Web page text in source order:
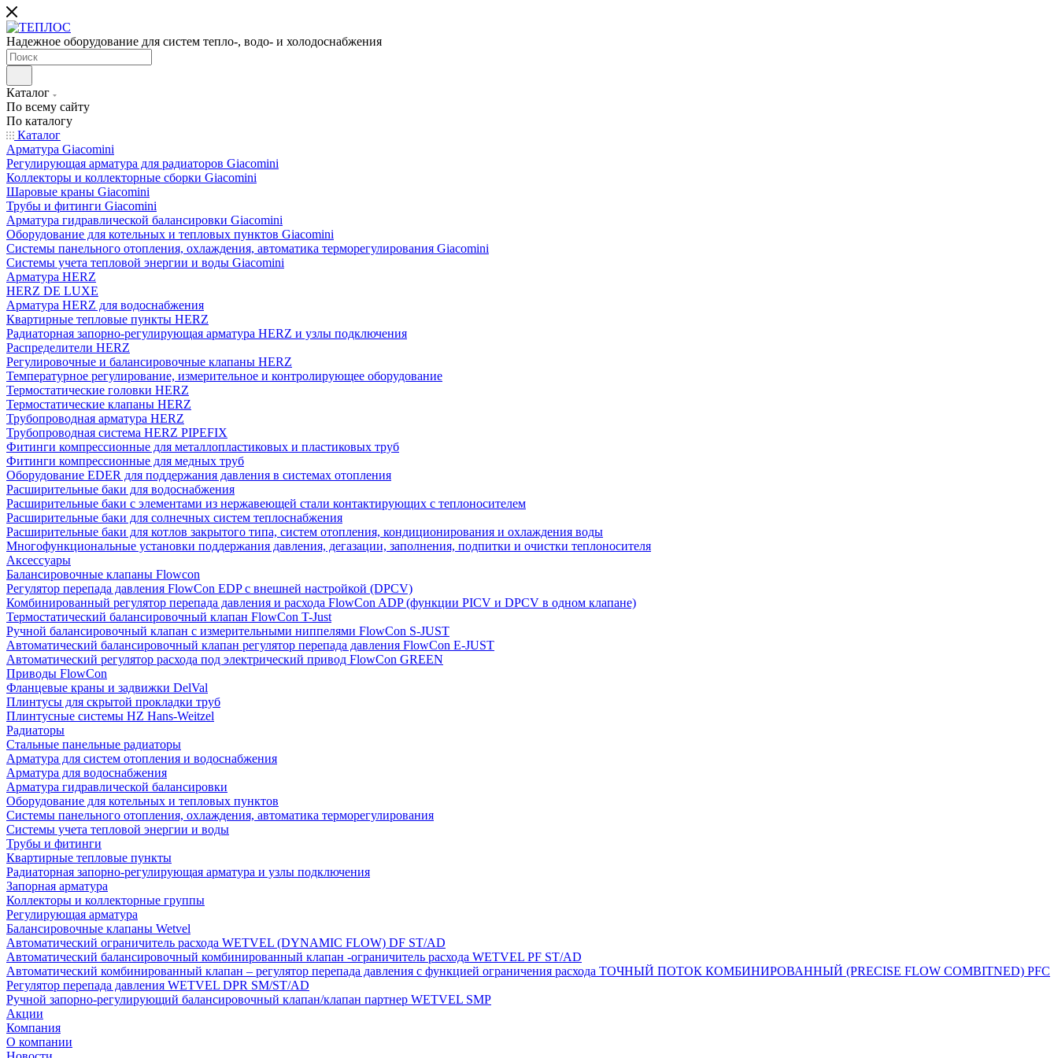
Надежное оборудование для систем тепло-, водо- и холодоснабжения
Каталог
По всему сайту
По каталогу
Каталог
Арматура Giacomini
Регулирующая арматура для радиаторов Giacomini
Коллекторы и коллекторные сборки Giacomini
Шаровые краны Giacomini
Трубы и фитинги Giacomini
Арматура гидравлической балансировки Giacomini
Оборудование для котельных и тепловых пунктов Giacomini
Системы панельного отопления, охлаждения, автоматика терморегулирования Giacomini
Системы учета тепловой энергии и воды Giacomini
Арматура HERZ
HERZ DE LUXE
Арматура HERZ для водоснабжения
Квартирные тепловые пункты HERZ
Радиаторная запорно-регулирующая арматура HERZ и узлы подключения
Распределители HERZ
Регулировочные и балансировочные клапаны HERZ
Температурное регулирование, измерительное и контролирующее оборудование
Термостатические головки HERZ
Термостатические клапаны HERZ
Трубопроводная арматура HERZ
Трубопроводная система HERZ PIPEFIX
Фитинги компрессионные для металлопластиковых и пластиковых труб
Фитинги компрессионные для медных труб
Оборудование EDER для поддержания давления в системах отопления
Расширительные баки для водоснабжения
Расширительные баки с элементами из нержавеющей стали контактирующих с теплоносителем
Расширительные баки для солнечных систем теплоснабжения
Расширительные баки для котлов закрытого типа, систем отопления, кондиционирования и охлаждения воды
Многофункциональные установки поддержания давления, дегазации, заполнения, подпитки и очистки теплоносителя
Аксессуары
Балансировочные клапаны Flowcon
Регулятор перепада давления FlowСon EDP с внешней настройкой (DPCV)
Комбинированный регулятор перепада давления и расхода FlowСon ADP (функции PICV и DPCV в одном клапане)
Термостатический балансировочный клапан FlowСon T-Just
Ручной балансировочный клапан с измерительными ниппелями FlowСon S-JUST
Автоматический балансировочный клапан регулятор перепада давления FlowСon E-JUST
Автоматический регулятор расхода под электрический привод FlowСon GREEN
Приводы FlowCon
Фланцевые краны и задвижки DelVal
Плинтусы для скрытой прокладки труб
Плинтусные системы HZ Hans-Weitzel
Радиаторы
Стальные панельные радиаторы
Арматура для систем отопления и водоснабжения
Арматура для водоснабжения
Арматура гидравлической балансировки
Оборудование для котельных и тепловых пунктов
Системы панельного отопления, охлаждения, автоматика терморегулирования
Системы учета тепловой энергии и воды
Трубы и фитинги
Квартирные тепловые пункты
Радиаторная запорно-регулирующая арматура и узлы подключения
Запорная арматура
Коллекторы и коллекторные группы
Регулирующая арматура
Балансировочные клапаны Wetvel
Автоматический ограничитель расхода WETVEL (DYNAMIC FLOW) DF ST/AD
Автоматический балансировочный комбинированный клапан -ограничитель расхода WETVEL PF ST/AD
Автоматический комбинированный клапан – регулятор перепада давления с функцией ограничения расхода ТОЧНЫЙ ПОТОК КОМБИНИРОВАННЫЙ (PRECISE FLOW COMBIТNED) PFC
Регулятор перепада давления WETVEL DPR SM/ST/AD
Ручной запорно-регулирующий балансировочный клапан/клапан партнер WETVEL SMP
Акции
Компания
О компании